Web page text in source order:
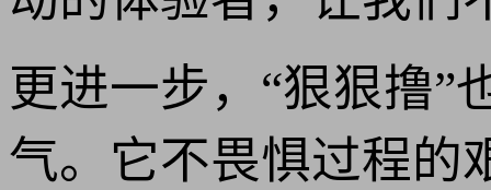
更进一步，“狠狠撸”
气。它不畏惧过程的